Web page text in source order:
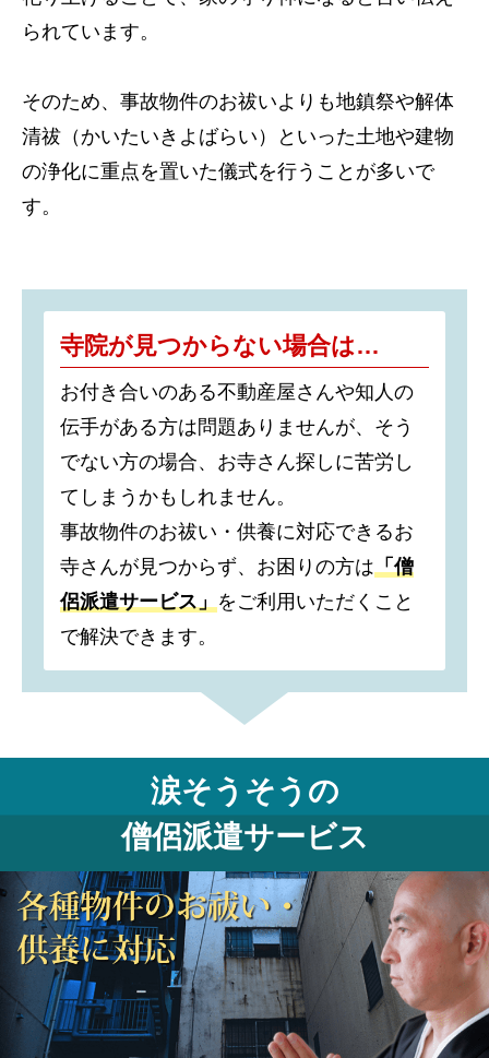
られています。
そのため、事故物件のお祓いよりも地鎮祭や解体
清祓（かいたいきよばらい）といった土地や建物
の浄化に重点を置いた儀式を行うことが多いで
す。
寺院が見つからない場合は…
お付き合いのある不動産屋さんや知人の
伝手がある方は問題ありませんが、そう
でない方の場合、お寺さん探しに苦労し
てしまうかもしれません。
事故物件のお祓い・供養に対応できるお
寺さんが見つからず、お困りの方は「僧
侶派遣サービス」をご利用いただくこと
で解決できます。
涙そうそうの
僧侶派遣サービス